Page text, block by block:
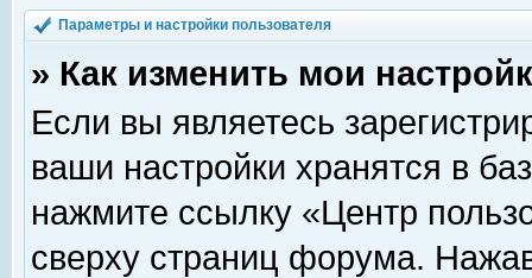
Параметры и настройки пользователя
» Как изменить мои
Если вы являетесь
ваши настройки хранятся в
нажмите ссылку «Центр
сверху страниц форума.